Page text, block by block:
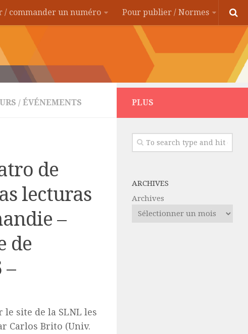
/ commander un numéro Pour publier / Normes
/ ÉVÉNEMENTS
de
lecturas
–
de
–
site de la SLNL les
Carlos Brito (Univ.
PLUS
ARCHIVES
Archives